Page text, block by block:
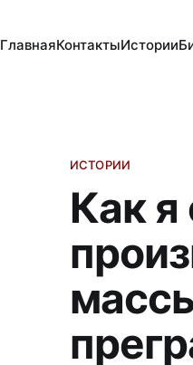
ГлавнаяКонтактыИстории
ИСТОРИИ
Как я